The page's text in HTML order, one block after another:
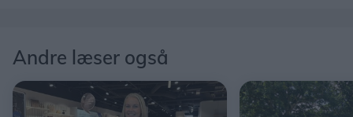
Andre læser også